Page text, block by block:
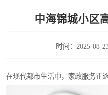
中海锦城小区
时间：2025-08-
在现代都市生活中，家政服务正